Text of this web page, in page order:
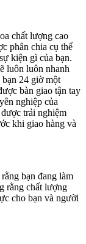
chất lượng cao
phân chia cụ thể
kiện gì của bạn.
luôn luôn nhanh
bạn 24 giờ một
bàn giao tận tay
nghiệp của
trải nghiệm
khi giao hàng và
bạn đang làm
rằng chất lượng
cho bạn và người